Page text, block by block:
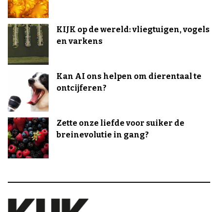
KIJK op de wereld: vliegtuigen, vogels
en varkens
Kan AI ons helpen om dierentaal te
ontcijferen?
Zette onze liefde voor suiker de
breinevolutie in gang?